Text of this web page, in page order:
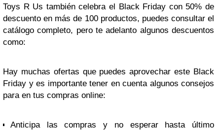
Toys R Us también celebra el Black Friday con 50% de
descuento en más de 100 productos, puedes consultar el
catálogo completo, pero te adelanto algunos descuentos
como:
Hay muchas ofertas que puedes aprovechar este Black
Friday y es importante tener en cuenta algunos consejos
para en tus compras online:
Anticipa las compras y no esperar hasta último